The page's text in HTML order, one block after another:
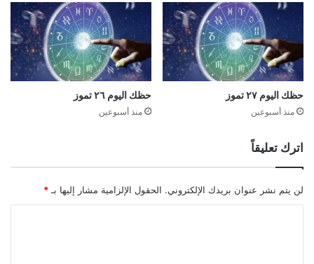
حظك اليوم ٢٧ تموز
منذ أسبوعين
حظك اليوم ٢٦ تموز
منذ أسبوعين
اترك تعليقاً
لن يتم نشر عنوان بريدك الإلكتروني. الحقول الإلزامية مشار إليها بـ *